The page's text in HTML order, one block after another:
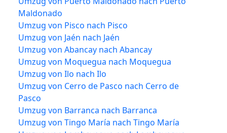
Maldonado
Umzug von Pisco nach Pisco
Umzug von Jaén nach Jaén
Umzug von Abancay nach Abancay
Umzug von Moquegua nach Moquegua
Umzug von Ilo nach Ilo
Umzug von Cerro de Pasco nach Cerro de
Pasco
Umzug von Barranca nach Barranca
Umzug von Tingo María nach Tingo María